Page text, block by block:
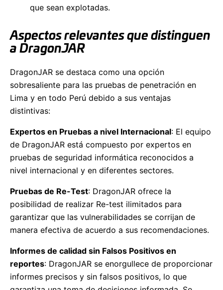
que sean explotadas.
Aspectos relevantes que distinguen
a DragonJAR
DragonJAR se destaca como una opción
sobresaliente para las pruebas de penetración en
Lima y en todo Perú debido a sus ventajas
distintivas:
Expertos en Pruebas a nivel Internacional: El equipo
de DragonJAR está compuesto por expertos en
pruebas de seguridad informática reconocidos a
nivel internacional y en diferentes sectores.
Pruebas de Re-Test: DragonJAR ofrece la
posibilidad de realizar Re-test ilimitados para
garantizar que las vulnerabilidades se corrijan de
manera efectiva de acuerdo a sus recomendaciones.
Informes de calidad sin Falsos Positivos en
reportes: DragonJAR se enorgullece de proporcionar
informes precisos y sin falsos positivos, lo que